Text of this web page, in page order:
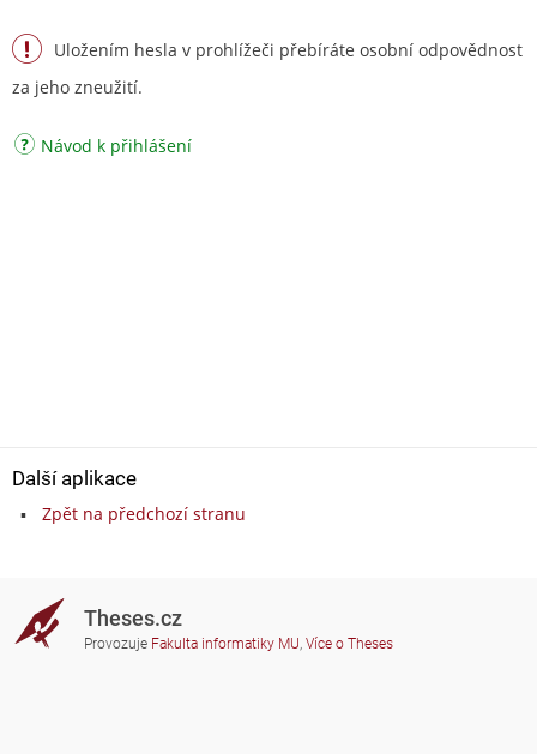
Uložením hesla v prohlížeči přebíráte osobní odpovědnost
za jeho zneužití.
Návod k přihlášení
Další aplikace
Zpět na předchozí stranu
Theses.cz
Provozuje Fakulta informatiky MU, Více o Theses